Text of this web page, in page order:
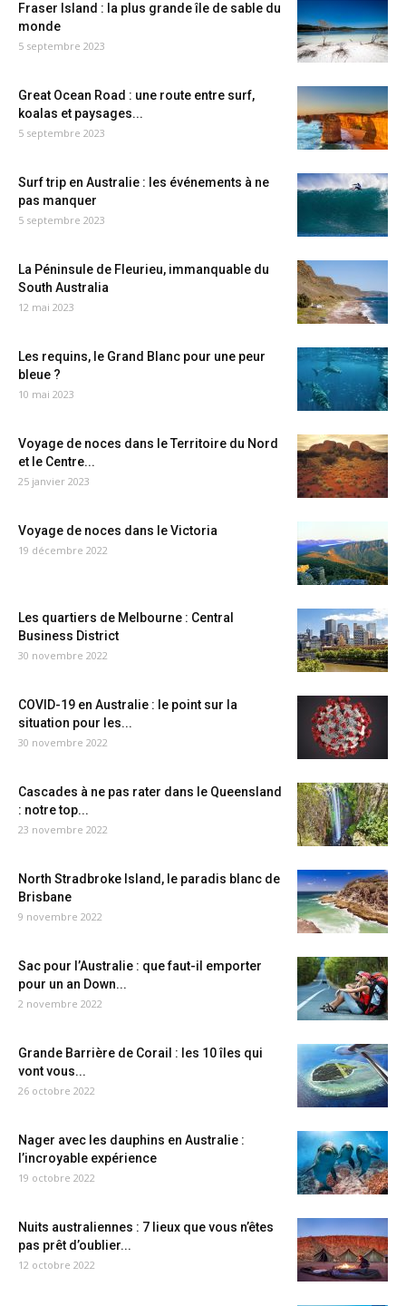
Fraser Island : la plus grande île de sable du
monde
5 septembre 2023
Great Ocean Road : une route entre surf,
koalas et paysages...
5 septembre 2023
Surf trip en Australie : les événements à ne
pas manquer
5 septembre 2023
La Péninsule de Fleurieu, immanquable du
South Australia
12 mai 2023
Les requins, le Grand Blanc pour une peur
bleue ?
10 mai 2023
Voyage de noces dans le Territoire du Nord
et le Centre...
25 janvier 2023
Voyage de noces dans le Victoria
19 décembre 2022
Les quartiers de Melbourne : Central
Business District
30 novembre 2022
COVID-19 en Australie : le point sur la
situation pour les...
30 novembre 2022
Cascades à ne pas rater dans le Queensland
: notre top...
23 novembre 2022
North Stradbroke Island, le paradis blanc de
Brisbane
9 novembre 2022
Sac pour l’Australie : que faut-il emporter
pour un an Down...
2 novembre 2022
Grande Barrière de Corail : les 10 îles qui
vont vous...
26 octobre 2022
Nager avec les dauphins en Australie :
l’incroyable expérience
19 octobre 2022
Nuits australiennes : 7 lieux que vous n’êtes
pas prêt d’oublier...
12 octobre 2022